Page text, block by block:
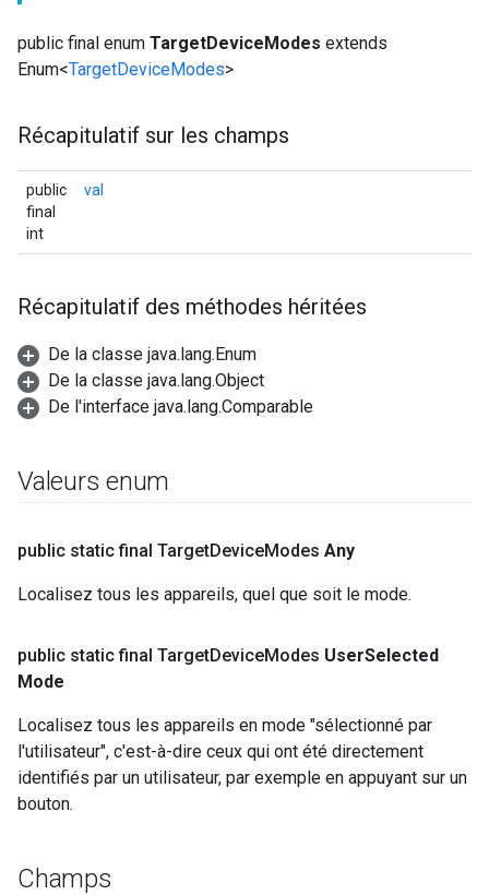
public final enum TargetDeviceModes extends
Enum<TargetDeviceModes>
Récapitulatif sur les champs
public
final
int
val
Récapitulatif des méthodes héritées
De la classe java.lang.Enum
De la classe java.lang.Object
De l'interface java.lang.Comparable
Valeurs enum
public static final TargetDeviceModes Any
Localisez tous les appareils, quel que soit le mode.
public static final TargetDeviceModes UserSelected
Mode
Localisez tous les appareils en mode "sélectionné par
l'utilisateur", c'est-à-dire ceux qui ont été directement
identifiés par un utilisateur, par exemple en appuyant sur un
bouton.
Champs